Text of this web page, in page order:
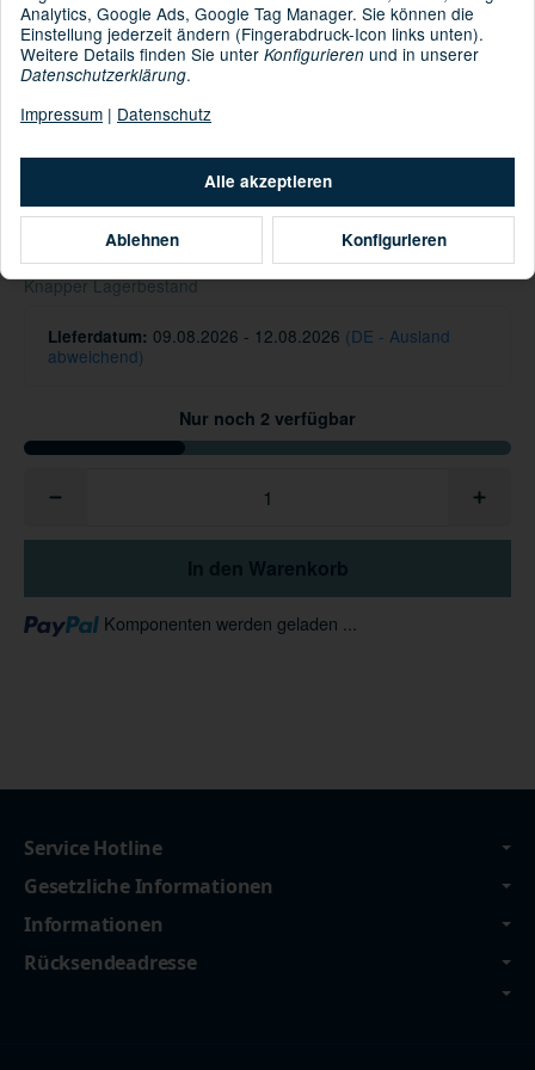
Material: Hauptmaterial: 100% Polyacryl, Innenutter: 85%
Hersteller/EU Verantwortliche Person
29,95 €
Knapper Lagerbestand
Lieferdatum: 09.08.2026 - 12.08.2026 (DE - Ausland
abweichend)
Nur noch 2 verfügbar
Loading... Komponenten werden geladen ...
Service Hotline
Gesetzliche Informationen
Informationen
Rücksendeadresse
Alle akzeptieren
Ablehnen Konfigurieren
Analytics, Google Ads, Google Tag Manager. Sie können die
Einstellung jederzeit ändern (Fingerabdruck-Icon links unten).
Weitere Details finden Sie unter Konfigurieren und in unserer
Datenschutzerklärung.
Impressum | Datenschutz